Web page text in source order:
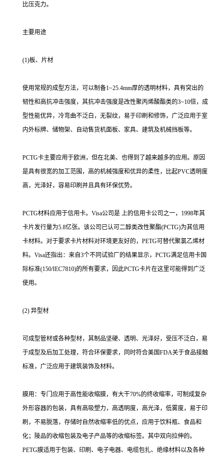
比压克力。
主要用途
(1)板、片材
使用常规的成型方法，可以制备1~25.4mm厚的透明材料，具有突出的
韧性和高抗冲击强度，其抗冲击强度是改性聚丙烯酸酯类的3~10倍，成
型性能优异，冷弯曲不泛白，无裂纹，易于印刷和修饰，广泛应用于室
内外标牌、储物架、自动售货机面板、家具、建筑及机械挡板等。
PCTG卡主要应用于欧洲，但在北美、也得到了越来越多的应用。原因
是具有很宽的加工范围，高的机械强度和优异的柔性，比起PVC透明度
高，光泽好，容易印刷并且具有环保优势。
PCTG材料应用于信用卡。Visa公司是 上的信用卡公司之一，1998年其
卡片发行量为5.8亿张。该公司已认可二醇类改性聚酯(PCTG)为其信用
卡材料。对于要求卡片材料对环境更友好的，PETG可替代聚氯乙烯材
料。Visa还指出：来自3个不同试验厂的结果显示，PCTG满足信用卡国
际标准(150/IEC7810)的所有要求，因此PCTG卡片在这里可能得到广泛
使用。
(2) 异型材
可成型管材或各种型材，其制品坚硬、透明、光泽好，受压不泛白，易
于成型及后加工处理，符合环保要求，同时符合美国FDA关于食品接触
标准，广泛应用于建筑装饰及材料。
膜用：专门应用于高性能收缩膜，有大干70%的终收缩率，可制成复杂
外形容器的包装，具有高吸塑力，高透明度，高光泽，低雾度，易于印
刷，不易脱落，存储时自然收缩率低的优点，应用于饮料瓶、食品和
化；陵品的收缩包装及电子产品等的收缩标签。其中双向拉伸的。
PETG膜适用于包装、印刷、电子电器、电缆包扎、绝缘材料以及各种